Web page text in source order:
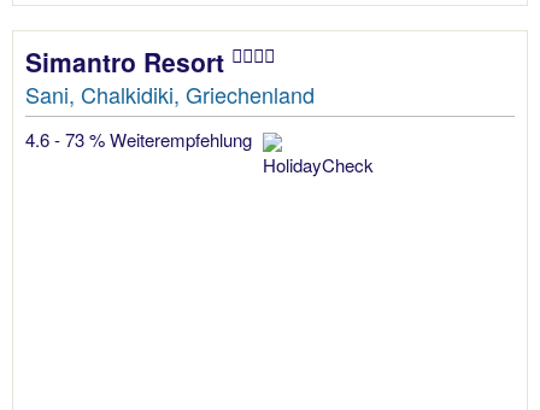
Simantro Resort
Sani, Chalkidiki, Griechenland
4.6 - 73 % Weiterempfehlung